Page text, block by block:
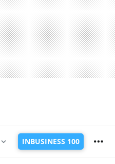
INBUSINESS 100